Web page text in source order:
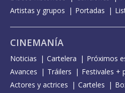
Artistas y grupos
Portadas
CINEMANÍA
Noticias Cartelera Próximos
Avances
Tráilers
Festivales +
Actores y actrices
Carteles